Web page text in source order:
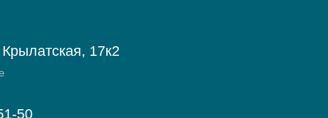
17к2
50